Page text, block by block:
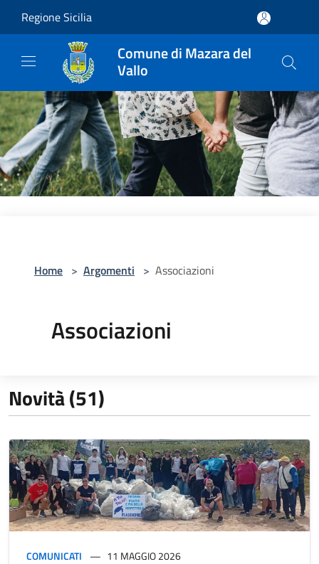
Regione Sicilia
Comune di Mazara del
Vallo
Home > Argomenti > Associazioni
Associazioni
Novità (51)
COMUNICATI 11 MAGGIO 2026